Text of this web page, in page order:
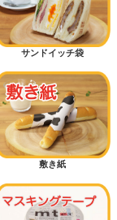
サンドイッチ袋
敷き紙